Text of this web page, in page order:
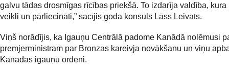
galvu tādas drosmīgas rīcības priekšā. To izdarīja valdība, kura
veikli un pārliecināti,” sacījis goda konsuls Lāss Leivats.
Viņš norādījis, ka Igauņu Centrālā padome Kanādā nolēmusi
premjerministram par Bronzas kareivja novākšanu un viņu
Kanādas igauņu ordeni.